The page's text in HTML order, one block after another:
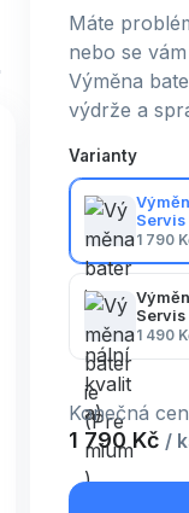
Máte
nebo se
Výměna
výdrže a
Varianty
Servis
1 790
Servis
1 490
Konečná
1 790 Kč /